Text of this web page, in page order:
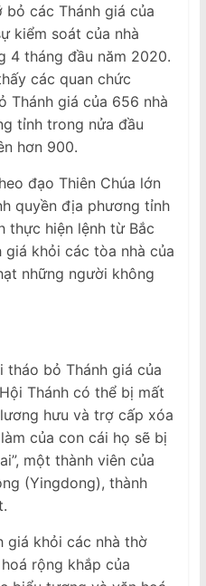
các Thánh giá của
kiểm soát của nhà
4 tháng đầu năm 2020.
các quan chức
Thánh giá của 656 nhà
tỉnh trong nửa đầu
hơn 900.
đạo Thiên Chúa lớn
quyền địa phương tỉnh
thực hiện lệnh từ Bắc
giá khỏi các tòa nhà của
những người không
tháo bỏ Thánh giá của
Thánh có thể bị mất
hưu và trợ cấp xóa
của con cái họ sẽ bị
một thành viên của
(Yingdong), thành
giá khỏi các nhà thờ
rộng khắp của